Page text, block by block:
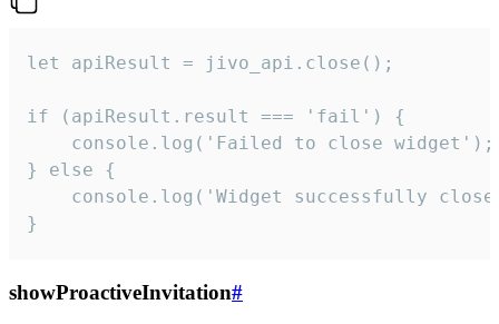
let apiResult = jivo_api.close();
if (apiResult.result === 'fail') {
    console.log('Failed to close widget');
} else {
console.log('Widget successfully
}
showProactiveInvitation#